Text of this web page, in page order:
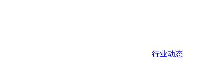
行业动态